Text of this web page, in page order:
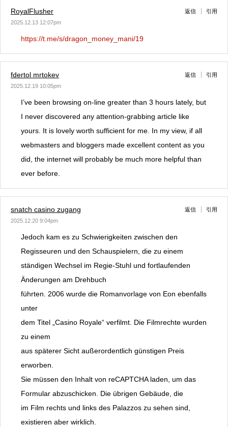
RoyalFlusher
2025.12.13 12:07pm
返信 引用
https://t.me/s/dragon_money_mani/19
fdertol mrtokev
2025.12.19 10:05pm
返信 引用
I’ve been browsing on-line greater than 3 hours lately, but
I never discovered any attention-grabbing article like
yours. It is lovely worth sufficient for me. In my view, if all
webmasters and bloggers made excellent content as you
did, the internet will probably be much more helpful than
ever before.
snatch casino zugang
2025.12.20 9:04pm
返信 引用
Jedoch kam es zu Schwierigkeiten zwischen den
Regisseuren und den Schauspielern, die zu einem
ständigen Wechsel im Regie-Stuhl und fortlaufenden
Änderungen am Drehbuch
führten. 2006 wurde die Romanvorlage von Eon ebenfalls
unter
dem Titel „Casino Royale“ verfilmt. Die Filmrechte wurden
zu einem
aus späterer Sicht außerordentlich günstigen Preis
erworben.
Sie müssen den Inhalt von reCAPTCHA laden, um das
Formular abzuschicken. Die übrigen Gebäude, die
im Film rechts und links des Palazzos zu sehen sind,
existieren aber wirklich.